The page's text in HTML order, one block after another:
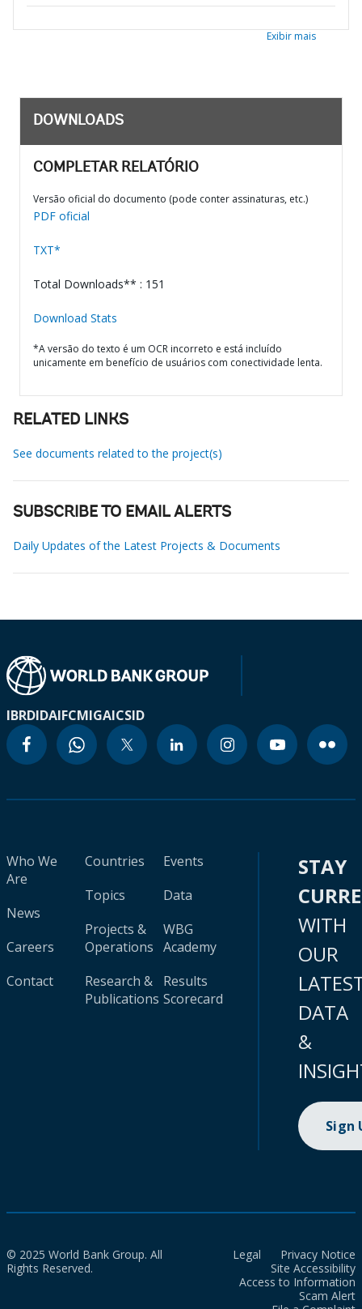
Exibir mais
DOWNLOADS
COMPLETAR RELATÓRIO
Versão oficial do documento (pode conter assinaturas, etc.)
PDF oficial
TXT*
Total Downloads** : 151
Download Stats
*A versão do texto é um OCR incorreto e está incluído
unicamente em benefício de usuários com conectividade lenta.
RELATED LINKS
See documents related to the project(s)
SUBSCRIBE TO EMAIL ALERTS
Daily Updates of the Latest Projects & Documents
IBRDIDAIFCMIGAICSID
Who We
Are
News
Careers
Contact
Countries
Topics
Projects &
Operations
Research &
Publications
Events
Data
WBG
Academy
Results
Scorecard
STAY
WITH
OUR
DATA
&
Sign
© 2025 World Bank Group. All
Rights Reserved.
Legal
Privacy Notice
Site Accessibility
Access to Information
Scam Alert